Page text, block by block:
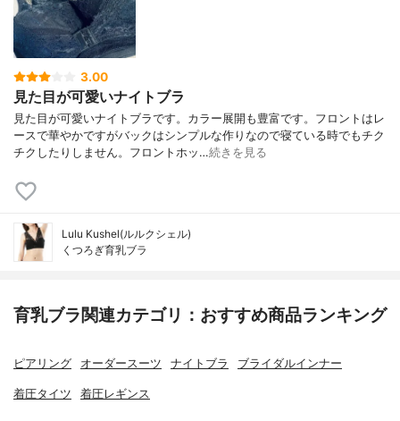
3.00
見た目が可愛いナイトブラ
見た目が可愛いナイトブラです。カラー展開も豊富です。フロントはレ
ースで華やかですがバックはシンプルな作りなので寝ている時でもチク
チクしたりしません。フロントホッ…続きを見る
Lulu Kushel(ルルクシェル)
くつろぎ育乳ブラ
育乳ブラ関連カテゴリ：おすすめ商品ランキング
ピアリング オーダースーツ ナイトブラ ブライダルインナー
着圧タイツ 着圧レギンス